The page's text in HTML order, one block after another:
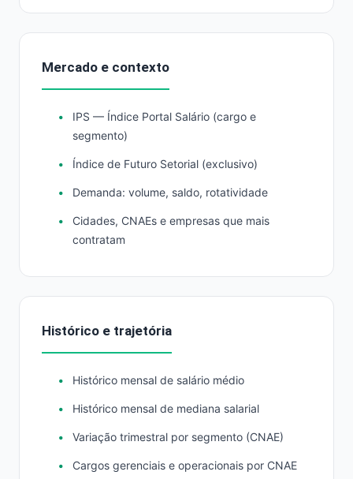
Mercado e contexto
IPS — Índice Portal Salário (cargo e
segmento)
Índice de Futuro Setorial (exclusivo)
Demanda: volume, saldo, rotatividade
Cidades, CNAEs e empresas que mais
contratam
Histórico e trajetória
Histórico mensal de salário médio
Histórico mensal de mediana salarial
Variação trimestral por segmento (CNAE)
Cargos gerenciais e operacionais por CNAE